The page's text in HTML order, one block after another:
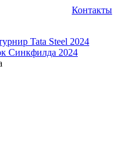
Контакты
Tata Steel 2024
Синкфилда 2024